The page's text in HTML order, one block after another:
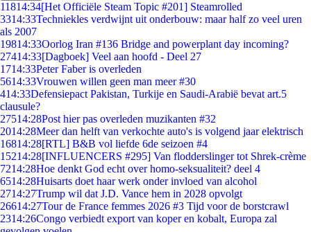
11814:34[Het Officiële Steam Topic #201] Steamrolled
3314:33Techniekles verdwijnt uit onderbouw: maar half zo veel uren
als 2007
19814:33Oorlog Iran #136 Bridge and powerplant day incoming?
27414:33[Dagboek] Veel aan hoofd - Deel 27
1714:33Peter Faber is overleden
5614:33Vrouwen willen geen man meer #30
414:33Defensiepact Pakistan, Turkije en Saudi-Arabië bevat art.5
clausule?
27514:28Post hier pas overleden muzikanten #32
2014:28Meer dan helft van verkochte auto's is volgend jaar elektrisch
16814:28[RTL] B&B vol liefde 6de seizoen #4
15214:28[INFLUENCERS #295] Van flodderslinger tot Shrek-crème
7214:28Hoe denkt God echt over homo-seksualiteit? deel 4
6514:28Huisarts doet haar werk onder invloed van alcohol
2714:27Trump wil dat J.D. Vance hem in 2028 opvolgt
26614:27Tour de France femmes 2026 #3 Tijd voor de borstcrawl
2314:26Congo verbiedt export van koper en kobalt, Europa zal